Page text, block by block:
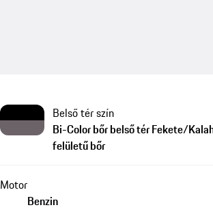
Belső tér szín
Bi-Color bőr belső tér Fekete/
felületű bőr
Motor
Benzin